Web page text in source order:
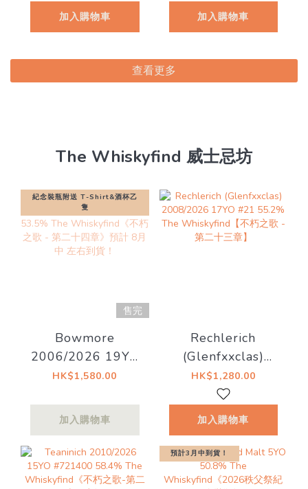
Drinks -
Nine]
加入購物車 加入購物車
查看更多
The Whiskyfind 威士忌坊
紀念裝瓶附送 T-Shirt&酒杯乙
隻
售完
Bowmore
2006/2026 19YO
Bourbon Barrel
Whiskyfind《不朽
章》預計 8月中 左
右到貨！
HK$1,580.00
加入購物車
Rechlerich
(Glenfxxclas)
2008/2026 17YO
#21 55.2% The
Whiskyfind【不朽
章】
HK$1,280.00
加入購物車
預計3月中到貨！